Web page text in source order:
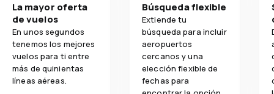
La mayor oferta
de vuelos
En unos segundos
tenemos los mejores
vuelos para ti entre
más de quinientas
líneas aéreas.
Búsqueda flexible
Extiende tu
búsqueda para incluir
aeropuertos
cercanos y una
elección flexible de
fechas para